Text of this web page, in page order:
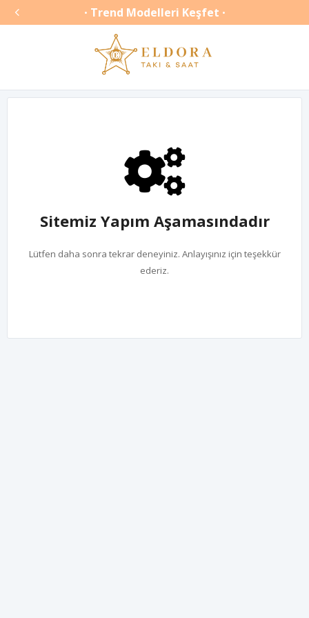
 • Trend Modelleri Keşfet •
Sitemiz Yapım Aşamasındadır
Lütfen daha sonra tekrar deneyiniz. Anlayışınız için teşekkür
ederiz.